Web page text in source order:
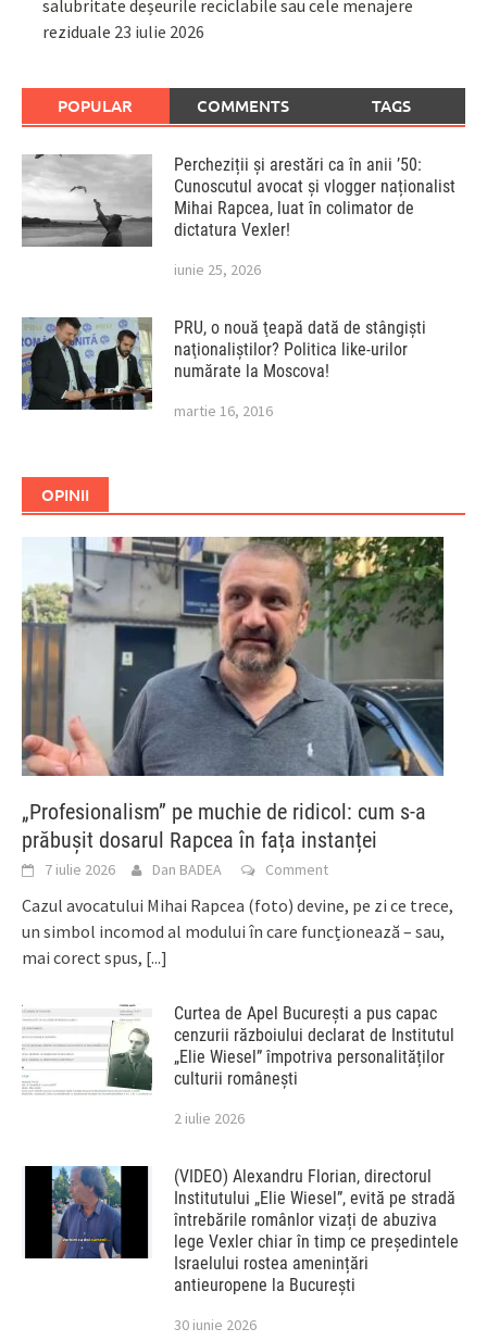
salubritate deșeurile reciclabile sau cele menajere
reziduale 23 iulie 2026
POPULAR COMMENTS TAGS
Percheziții și arestări ca în anii ’50:
Cunoscutul avocat și vlogger naționalist
Mihai Rapcea, luat în colimator de
dictatura Vexler!
iunie 25, 2026
PRU, o nouă ţeapă dată de stângişti
naţionaliştilor? Politica like-urilor
numărate la Moscova!
martie 16, 2016
OPINII
„Profesionalism” pe muchie de ridicol: cum s-a
prăbușit dosarul Rapcea în fața instanței
7 iulie 2026 Dan BADEA Comment
Cazul avocatului Mihai Rapcea (foto) devine, pe zi ce trece,
un simbol incomod al modului în care funcționează – sau,
mai corect spus, [...]
Curtea de Apel București a pus capac
cenzurii războiului declarat de Institutul
„Elie Wiesel” împotriva personalităților
culturii românești
2 iulie 2026
(VIDEO) Alexandru Florian, directorul
Institutului „Elie Wiesel”, evită pe stradă
întrebările românlor vizați de abuziva
lege Vexler chiar în timp ce președintele
Israelului rostea amenințări
antieuropene la București
30 iunie 2026